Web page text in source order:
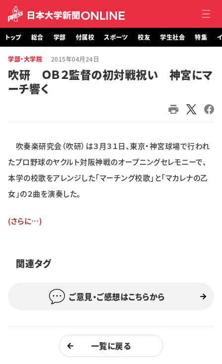
トップ
総合
スポーツ
イベント
購読 日大文芸賞
トップ 総合 学部 付属校 スポーツ 校友 学生社会 特集
学部・大学院 2015年04月24日
吹研 ＯＢ２監督の初対戦祝い 神宮にマ
ーチ響く
吹奏楽研究会（吹研）は３月３１日、東京・神宮球場で行われ
たプロ野球のヤクルト対阪神戦のオープニングセレモニーで、
本学の校歌をアレンジした「マーチング校歌」と「マカレナの乙
女」の２曲を演奏した。
(さらに…)
関連タグ
ご意見・ご感想はこちらから
一覧に戻る